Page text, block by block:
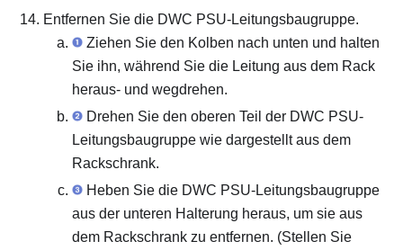
Entfernen Sie die DWC PSU-Leitungsbaugruppe.
Ziehen Sie den Kolben nach unten und halten
Sie ihn, während Sie die Leitung aus dem Rack
heraus‑ und wegdrehen.
Drehen Sie den oberen Teil der DWC PSU-
Leitungsbaugruppe wie dargestellt aus dem
Rackschrank.
Heben Sie die DWC PSU-Leitungsbaugruppe
aus der unteren Halterung heraus, um sie aus
dem Rackschrank zu entfernen. (Stellen Sie